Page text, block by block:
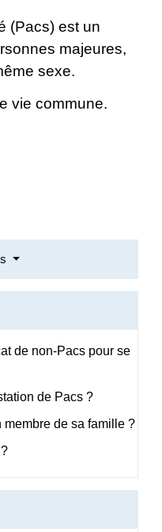
(Pacs) est un
majeures,
sexe.
vie commune.
de non-Pacs pour se
de Pacs ?
membre de sa famille ?